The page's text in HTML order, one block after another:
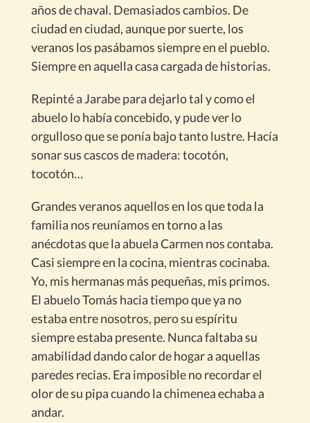
años de chaval. Demasiados cambios. De
ciudad en ciudad, aunque por suerte, los
veranos los pasábamos siempre en el pueblo.
Siempre en aquella casa cargada de historias.
Repinté a Jarabe para dejarlo tal y como el
abuelo lo había concebido, y pude ver lo
orgulloso que se ponía bajo tanto lustre. Hacía
sonar sus cascos de madera: tocotón,
tocotón…
Grandes veranos aquellos en los que toda la
familia nos reuníamos en torno a las
anécdotas que la abuela Carmen nos contaba.
Casi siempre en la cocina, mientras cocinaba.
Yo, mis hermanas más pequeñas, mis primos.
El abuelo Tomás hacia tiempo que ya no
estaba entre nosotros, pero su espíritu
siempre estaba presente. Nunca faltaba su
amabilidad dando calor de hogar a aquellas
paredes recias. Era imposible no recordar el
olor de su pipa cuando la chimenea echaba a
andar.